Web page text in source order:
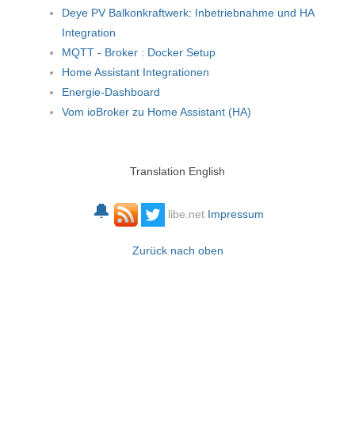
Deye PV Balkonkraftwerk: Inbetriebnahme und HA
Integration
MQTT - Broker : Docker Setup
Home Assistant Integrationen
Energie-Dashboard
Vom ioBroker zu Home Assistant (HA)
Translation English
🔔 libe.net Impressum
Zurück nach oben